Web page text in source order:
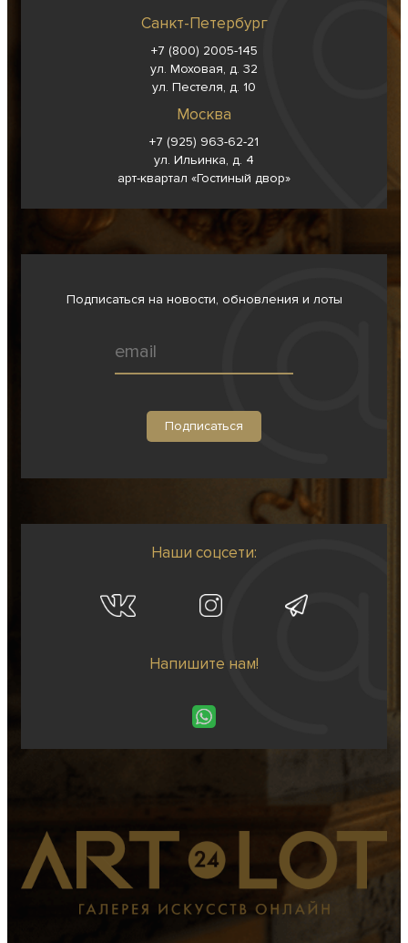
Санкт-Петербург
+7 (800) 2005-145
ул. Моховая, д. 32
ул. Пестеля, д. 10
Москва
+7 (925) 963-62-21
ул. Ильинка, д. 4
арт-квартал «Гостиный двор»
Подписаться на новости, обновления и лоты
Наши соцсети:
Напишите нам!